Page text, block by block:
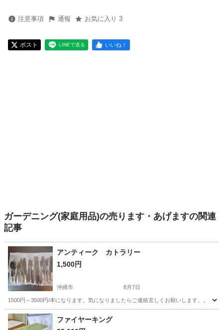
注意事項 通報 お気に入り 3
ポスト LINEで送る いいね！
ガーデニング(家庭用品)の売ります・あげますの関連
記事
アンティーク カトラリー
1,500円
沖縄市 8月7日
1500円～3500円/本になります。気になりましたらご連絡宜しくお願いします。。
沖縄 沖縄市 アンティーク
ファイヤーキング